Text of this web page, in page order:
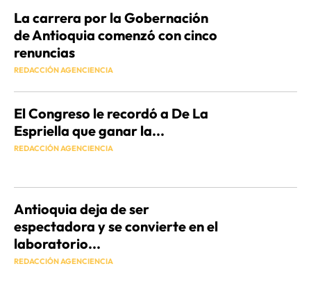
La carrera por la Gobernación
de Antioquia comenzó con cinco
renuncias
REDACCIÓN AGENCIENCIA
El Congreso le recordó a De La
Espriella que ganar la...
REDACCIÓN AGENCIENCIA
Antioquia deja de ser
espectadora y se convierte en el
laboratorio...
REDACCIÓN AGENCIENCIA